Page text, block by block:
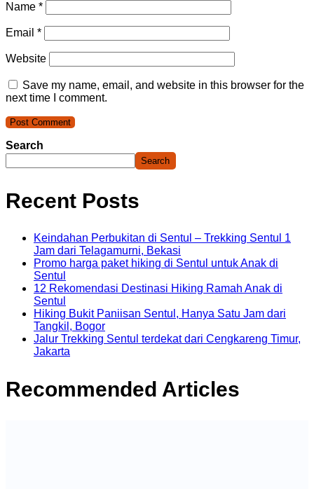
Name *
Email *
Website
Save my name, email, and website in this browser for the
next time I comment.
Search
Search
Recent Posts
Keindahan Perbukitan di Sentul – Trekking Sentul 1
Jam dari Telagamurni, Bekasi
Promo harga paket hiking di Sentul untuk Anak di
Sentul
12 Rekomendasi Destinasi Hiking Ramah Anak di
Sentul
Hiking Bukit Paniisan Sentul, Hanya Satu Jam dari
Tangkil, Bogor
Jalur Trekking Sentul terdekat dari Cengkareng Timur,
Jakarta
Recommended Articles